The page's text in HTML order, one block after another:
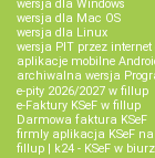
wersja dla Windows
wersja dla Mac OS
wersja dla Linux
wersja PIT przez internet
aplikacje mobilne
archiwalna wersja
e-pity 2026/2027 w fillup
e‑Faktury KSeF w fillup
Darmowa faktura KSeF
firmly aplikacja KSeF na
fillup | k24 - KSeF w